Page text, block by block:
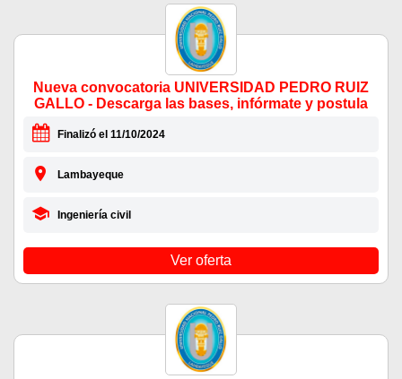
Nueva convocatoria UNIVERSIDAD PEDRO RUIZ
GALLO - Descarga las bases, infórmate y postula
Finalizó el 11/10/2024
Lambayeque
Ingeniería civil
Ver oferta